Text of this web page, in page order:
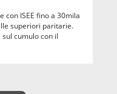
con ISEE fino a 30mila
superiori paritarie.
cumulo con il